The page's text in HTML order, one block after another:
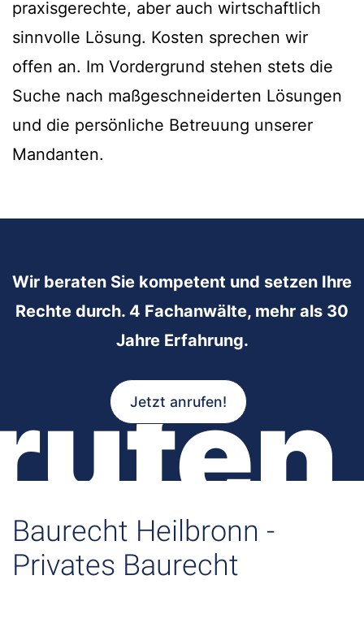
praxisgerechte, aber auch wirtschaftlich
sinnvolle Lösung. Kosten sprechen wir
offen an. Im Vordergrund stehen stets die
Suche nach maßgeschneiderten Lösungen
und die persönliche Betreuung unserer
Mandanten.
Wir beraten Sie kompetent und setzen Ihre
Rechte durch. 4 Fachanwälte, mehr als 30
Jahre Erfahrung.
Jetzt anrufen!
Baurecht Heilbronn -
Privates Baurecht